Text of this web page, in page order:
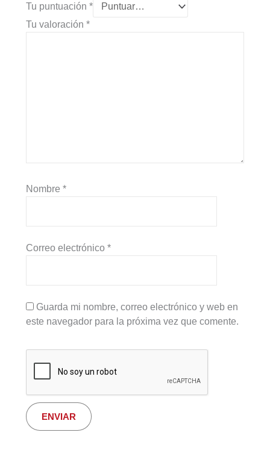
Tu puntuación *
Tu valoración *
Nombre *
Correo electrónico *
Guarda mi nombre, correo electrónico y web en
este navegador para la próxima vez que comente.